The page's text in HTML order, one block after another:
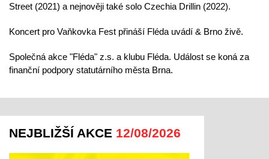
Street (2021) a nejnověji také solo Czechia Drillin (2022).
Koncert pro Vaňkovka Fest přináší Fléda uvádí & Brno živě.
Společná akce "Fléda" z.s. a klubu Fléda. Událost se koná za
finanční podpory statutárního města Brna.
NEJBLIŽŠÍ AKCE 12/08/2026